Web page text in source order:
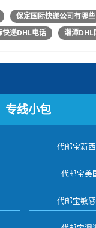
保定国际快递公司有哪些
快递DHL电话 湘潭DHL
专线小包
代邮宝新
代邮宝美
代邮宝敏